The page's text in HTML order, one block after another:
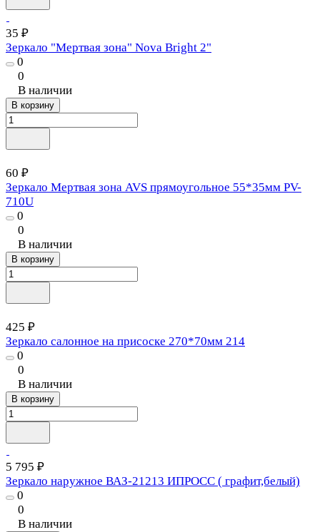
35 ₽
Зеркало "Мертвая зона" Nova Bright 2"
0
0
В наличии
В корзину
60 ₽
Зеркало Мертвая зона AVS прямоугольное 55*35мм PV-
710U
0
0
В наличии
В корзину
425 ₽
Зеркало салонное на присоске 270*70мм 214
0
0
В наличии
В корзину
5 795 ₽
Зеркало наружное ВАЗ-21213 ИПРОСС ( графит,белый)
0
0
В наличии